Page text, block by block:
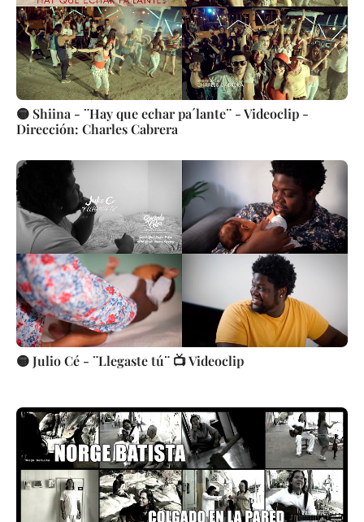
🟡 Shiina - ¨Hay que echar pa´lante¨ - Videoclip -
Dirección: Charles Cabrera
🟡 Julio Cé - ¨Llegaste tú¨ 📺 Videoclip